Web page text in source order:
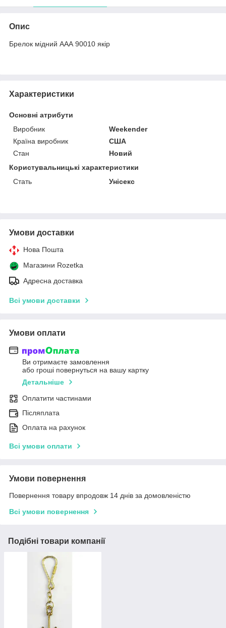
Опис
Брелок мідний ААА 90010 якір
Характеристики
Основні атрибути
Виробник
Weekender
Країна виробник
США
Стан
Новий
Користувальницькі характеристики
Стать
Унісекс
Умови доставки
Нова Пошта
Магазини Rozetka
Адресна доставка
Всі умови доставки
Умови оплати
Ви отримаєте замовлення
або гроші повернуться на вашу картку
Детальніше
Оплатити частинами
Післяплата
Оплата на рахунок
Всі умови оплати
Умови повернення
Повернення товару впродовж 14 днів за домовленістю
Всі умови повернення
Подібні товари компанії